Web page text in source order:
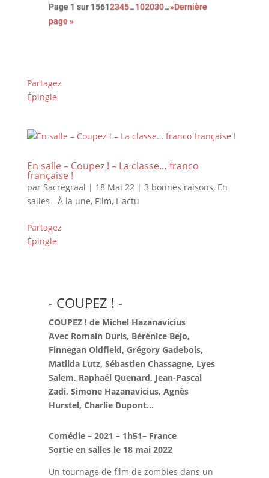
Page 1 sur 15612345…102030…»Dernière
page »
Partagez
Épingle
En salle – Coupez ! – La classe… franco
française !
par Sacregraal | 18 Mai 22| 3 bonnes raisons, En
salles - À la une, Film, L'actu
Partagez
Épingle
- COUPEZ ! -
COUPEZ ! de Michel Hazanavicius
Avec Romain Duris, Bérénice Bejo,
Finnegan Oldfield, Grégory Gadebois,
Matilda Lutz, Sébastien Chassagne, Lyes
Salem, Raphaël Quenard, Jean-Pascal
Zadi, Simone Hazanavicius, Agnès
Hurstel, Charlie Dupont…
Comédie – 2021 – 1h51– France
Sortie en salles le 18 mai 2022
Un tournage de film de zombies dans un